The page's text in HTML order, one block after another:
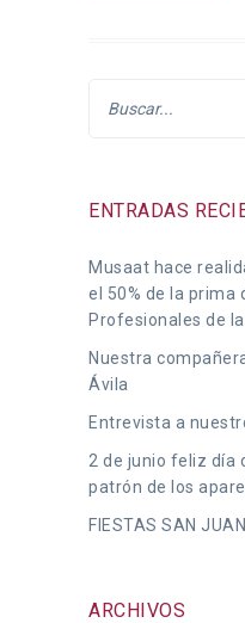
ENTRADAS
Musaat hace
el 50% de la prima
Profesionales de
Nuestra
Ávila
Entrevista a
2 de junio feliz día
patrón de los
FIESTAS SAN
ARCHIVOS